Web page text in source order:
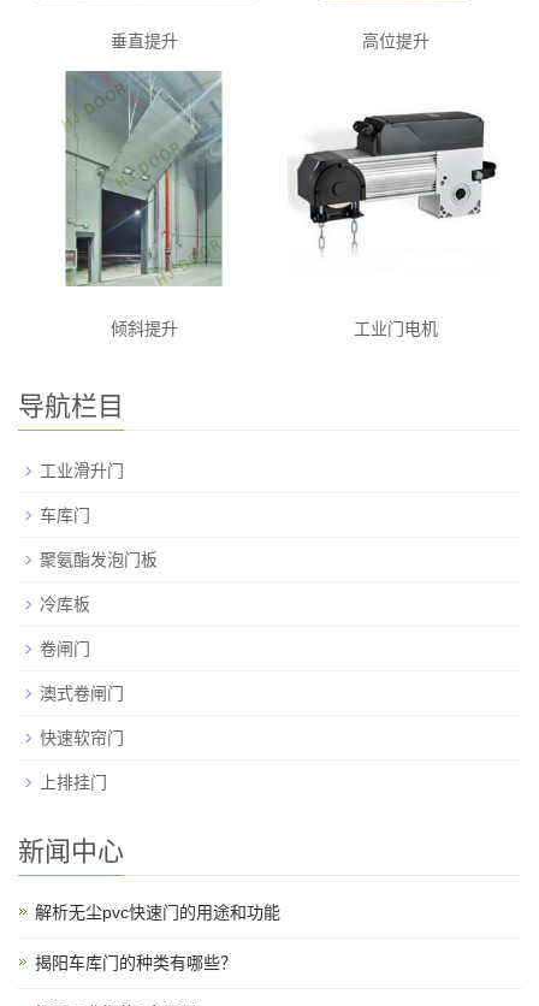
垂直提升 高位提升
倾斜提升 工业门电机
导航栏目
工业滑升门
车库门
聚氨酯发泡门板
冷库板
卷闸门
澳式卷闸门
快速软帘门
上排挂门
新闻中心
解析无尘pvc快速门的用途和功能
揭阳车库门的种类有哪些？